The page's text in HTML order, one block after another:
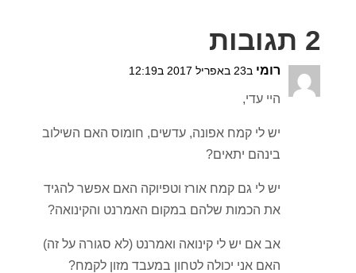
2 תגובות
רומי ב23 באפריל 2017 ב12:19
היי עדי,
יש לי קמח אפונה, עדשים, חומוס האם השילוב
בינהם יתאים?
יש לי גם קמח אורז וטפיוקה האם אפשר להגיד
את הכמות שלהם במקום האמרנט והקינואה?
אב אם יש לי קינואה ואמרנט (לא סגורה על זה)
האם אני יכולה לטחון במעבד מזון לקמח?